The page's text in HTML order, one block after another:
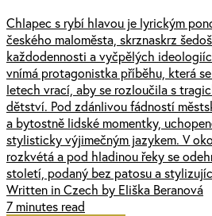
Chlapec s rybí hlavou je lyrickým
českého maloměsta, skrznaskrz
každodennosti a vyčpělých
vnímá protagonistka příběhu, která
letech vrací, aby se rozloučila s
dětství. Pod zdánlivou fádností
a bytostně lidské momentky,
stylisticky výjimečným jazykem. V
rozkvétá a pod hladinou řeky se
století, podaný bez patosu a
Written in Czech by Eliška Beranová
7 minutes read